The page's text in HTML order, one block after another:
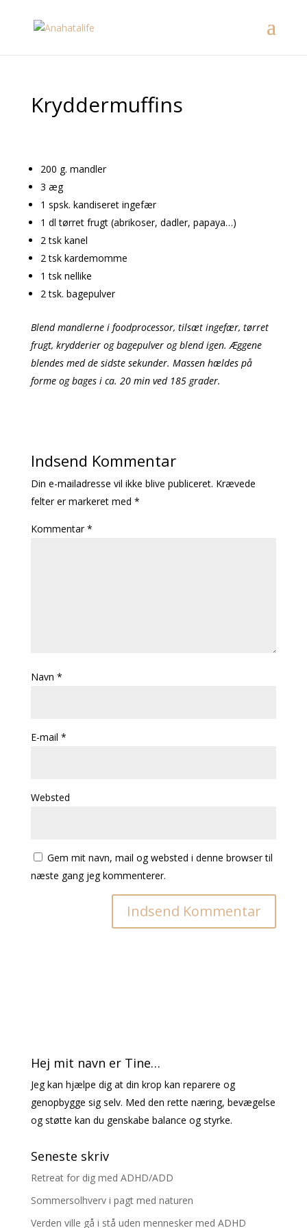
Kryddermuffins
200 g. mandler
3 æg
1 spsk. kandiseret ingefær
1 dl tørret frugt (abrikoser, dadler, papaya…)
2 tsk kanel
2 tsk kardemomme
1 tsk nellike
2 tsk. bagepulver
Blend mandlerne i foodprocessor, tilsæt ingefær, tørret
frugt, krydderier og bagepulver og blend igen. Æggene
blendes med de sidste sekunder. Massen hældes på
forme og bages i ca. 20 min ved 185 grader.
Indsend Kommentar
Din e-mailadresse vil ikke blive publiceret. Krævede
felter er markeret med *
Kommentar*
Navn *
E-mail *
Websted
Gem mit navn, mail og websted i denne browser til
næste gang jeg kommenterer.
Hej mit navn er Tine…
Jeg kan hjælpe dig at din krop kan reparere og
genopbygge sig selv. Med den rette næring, bevægelse
og støtte kan du genskabe balance og styrke.
Seneste skriv
Retreat for dig med ADHD/ADD
Sommersolhverv i pagt med naturen
Verden ville gå i stå uden mennesker med ADHD